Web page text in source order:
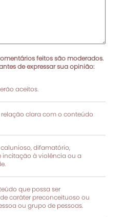
feitos são moderados.
de expressar sua opinião:
aceitos.
clara com o conteúdo
difamatório,
incitação à violência ou a
que possa ser
caráter preconceituoso ou
ou grupo de pessoas.